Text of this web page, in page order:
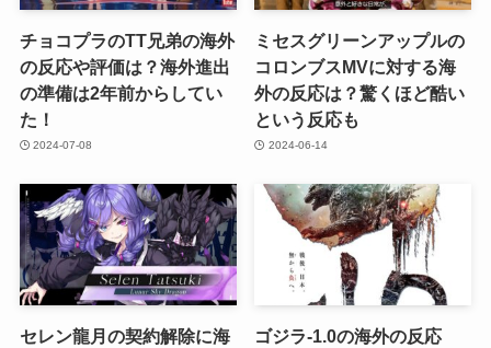
チョコプラのTT兄弟の海外
の反応や評価は？海外進出
の準備は2年前からしてい
た！
2024-07-08
ミセスグリーンアップルの
コロンブスMVに対する海
外の反応は？驚くほど酷い
という反応も
2024-06-14
セレン龍月の契約解除に海
ゴジラ-1.0の海外の反応